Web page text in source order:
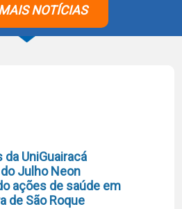
NOTÍCIAS
UniGuairacá
Julho Neon
ações de saúde em
de São Roque